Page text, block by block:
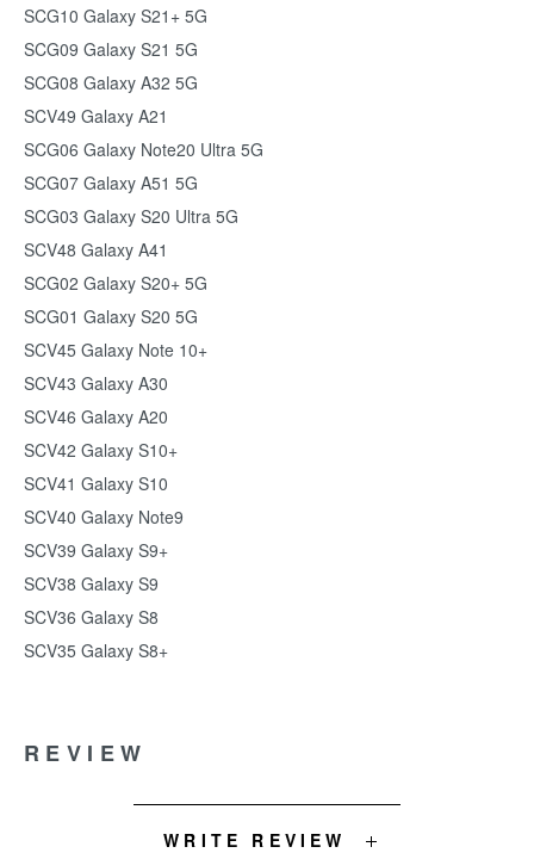
SCG10 Galaxy S21+ 5G
SCG09 Galaxy S21 5G
SCG08 Galaxy A32 5G
SCV49 Galaxy A21
SCG06 Galaxy Note20 Ultra 5G
SCG07 Galaxy A51 5G
SCG03 Galaxy S20 Ultra 5G
SCV48 Galaxy A41
SCG02 Galaxy S20+ 5G
SCG01 Galaxy S20 5G
SCV45 Galaxy Note 10+
SCV43 Galaxy A30
SCV46 Galaxy A20
SCV42 Galaxy S10+
SCV41 Galaxy S10
SCV40 Galaxy Note9
SCV39 Galaxy S9+
SCV38 Galaxy S9
SCV36 Galaxy S8
SCV35 Galaxy S8+
REVIEW
WRITE REVIEW